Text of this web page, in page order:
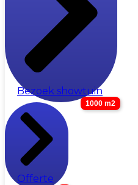
Bezoek showtuin
1000 m2
Offerte